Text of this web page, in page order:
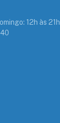
12h às 21h